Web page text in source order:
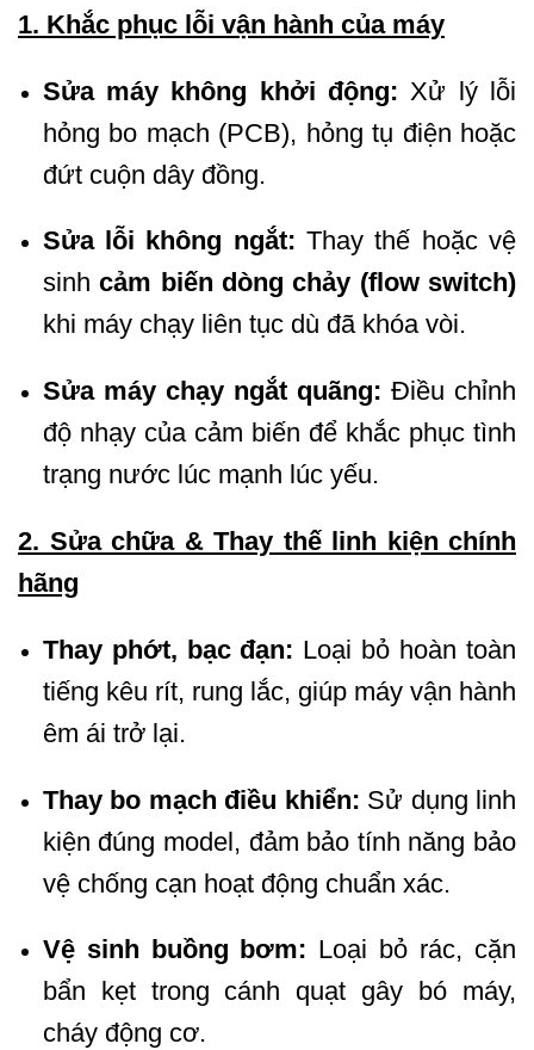
1. Khắc phục lỗi vận hành của máy
Sửa máy không khởi động: Xử lý lỗi
hỏng bo mạch (PCB), hỏng tụ điện hoặc
đứt cuộn dây đồng.
Sửa lỗi không ngắt: Thay thế hoặc vệ
sinhcảm biến dòng chảy (flow switch)
khi máy chạy liên tục dù đã khóa vòi.
Sửa máy chạy ngắt quãng: Điều chỉnh
độ nhạy của cảm biến để khắc phục tình
trạng nước lúc mạnh lúc yếu.
2. Sửa chữa & Thay thế linh kiện chính
hãng
Thay phớt, bạc đạn: Loại bỏ hoàn toàn
tiếng kêu rít, rung lắc, giúp máy vận hành
êm ái trở lại.
Thay bo mạch điều khiển: Sử dụng linh
kiện đúng model, đảm bảo tính năng bảo
vệ chống cạn hoạt động chuẩn xác.
Vệ sinh buồng bơm: Loại bỏ rác, cặn
bẩn kẹt trong cánh quạt gây bó máy,
cháy động cơ.